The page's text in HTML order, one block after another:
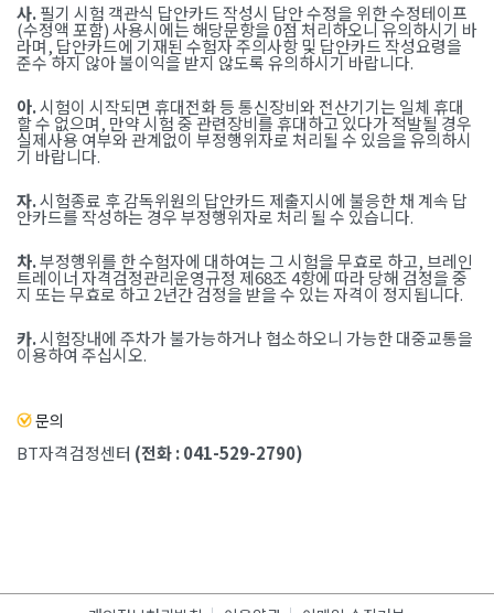
사.필기 시험 객관식 답안카드 작성시 답안 수정을 위한 수정테이프
(수정액 포함) 사용시에는 해당문항을 0점 처리하오니 유의하시기 바
라며, 답안카드에 기재된 수험자 주의사항 및 답안카드 작성요령을
준수 하지 않아 불이익을 받지 않도록 유의하시기 바랍니다.
아.시험이 시작되면 휴대전화 등 통신장비와 전산기기는 일체 휴대
할 수 없으며, 만약 시험 중 관련장비를 휴대하고 있다가 적발될 경우
실제사용 여부와 관계없이 부정행위자로 처리될 수 있음을 유의하시
기 바랍니다.
자.시험종료 후 감독위원의 답안카드 제출지시에 불응한 채 계속 답
안카드를 작성하는 경우 부정행위자로 처리 될 수 있습니다.
차.부정행위를 한 수험자에 대하여는 그 시험을 무효로 하고, 브레인
트레이너 자격검정관리운영규정 제68조 4항에 따라 당해 검정을 중
지 또는 무효로 하고 2년간 검정을 받을 수 있는 자격이 정지됩니다.
카.시험장내에 주차가 불가능하거나 협소하오니 가능한 대중교통을
이용하여 주십시오.
문의
BT자격검정센터 (전화 : 041-529-2790)